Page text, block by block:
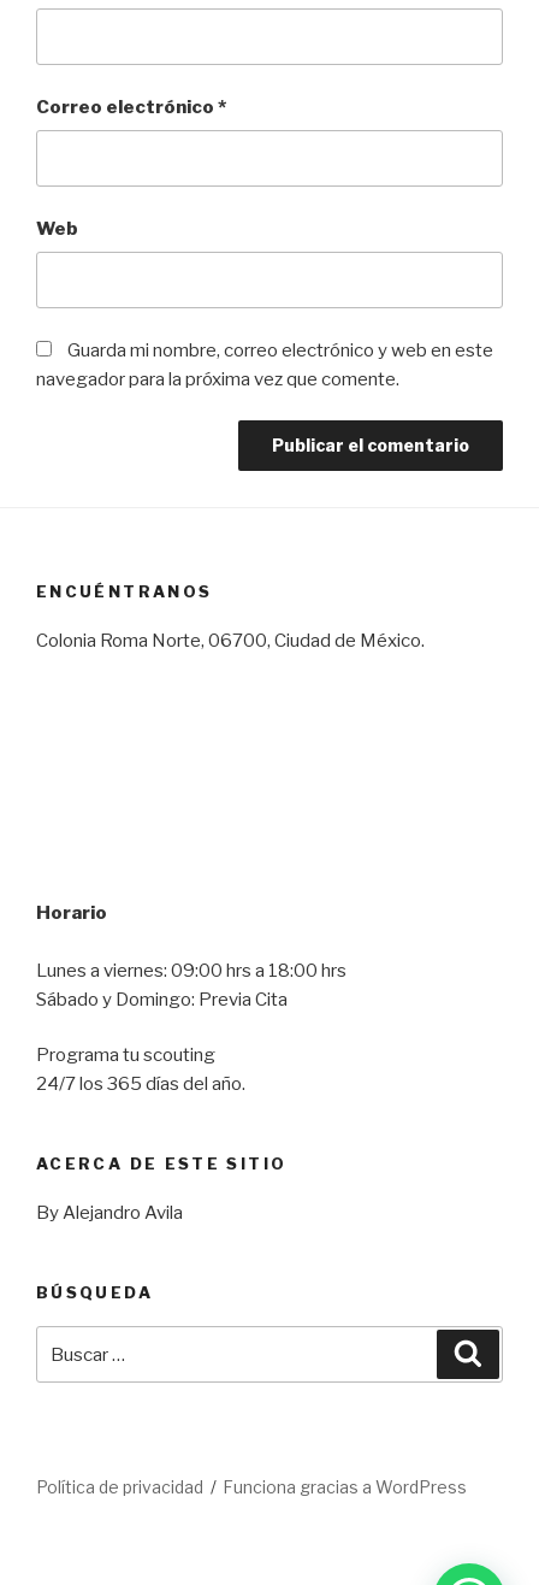
Correo electrónico *
Web
Guarda mi nombre, correo electrónico y web en este
navegador para la próxima vez que comente.
ENCUÉNTRANOS
Colonia Roma Norte, 06700, Ciudad de México.
Horario
Lunes a viernes: 09:00 hrs a 18:00 hrs
Sábado y Domingo: Previa Cita
Programa tu scouting
24/7 los 365 días del año.
ACERCA DE ESTE SITIO
By Alejandro Avila
BÚSQUEDA
Política de privacidad Funciona gracias a WordPress